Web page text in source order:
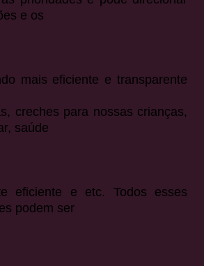
e os
mais eficiente e transparente
creches para nossas crianças,
saúde
eficiente e etc. Todos esses
podem ser